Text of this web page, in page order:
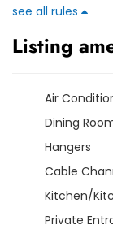
see all rules
Listing
Air
Dining
Hangers
Cable
Kitchen/
Private